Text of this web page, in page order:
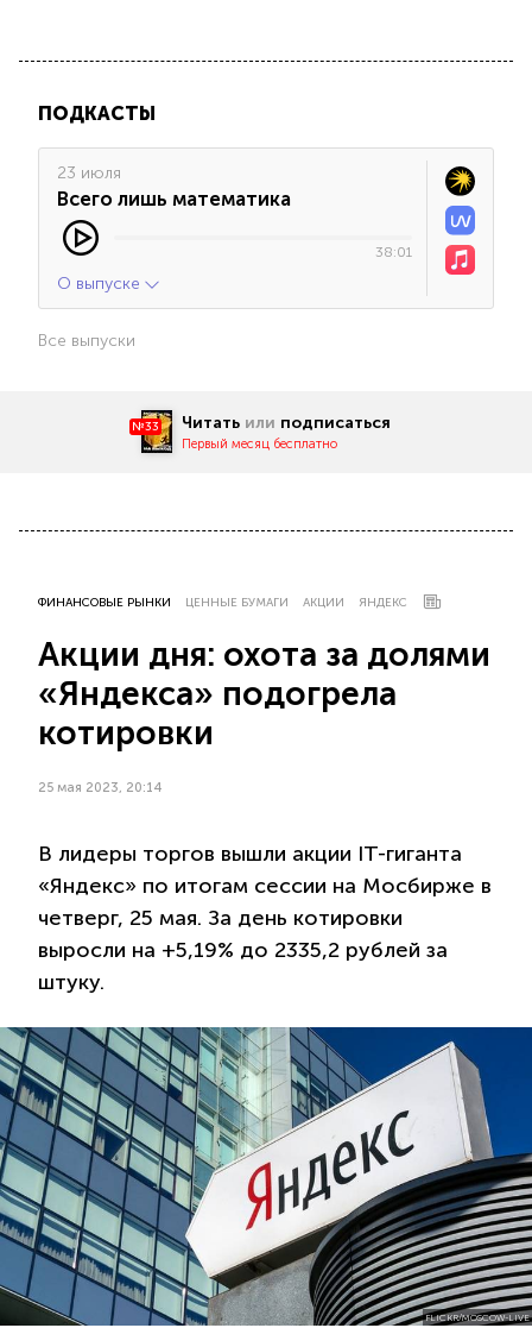
ПОДКАСТЫ
23 июля
Всего лишь математика
38:01
О выпуске
Все выпуски
№33 Читать или подписаться
Первый месяц бесплатно
ФИНАНСОВЫЕ РЫНКИ ЦЕННЫЕ БУМАГИ АКЦИИ ЯНДЕКС
Акции дня: охота за долями
«Яндекса» подогрела
котировки
25 мая 2023, 20:14
В лидеры торгов вышли акции IT-гиганта
«Яндекс» по итогам сессии на Мосбирже в
четверг, 25 мая. За день котировки
выросли на +5,19% до 2335,2 рублей за
штуку.
FLICKR/MOSCOW-LIVE